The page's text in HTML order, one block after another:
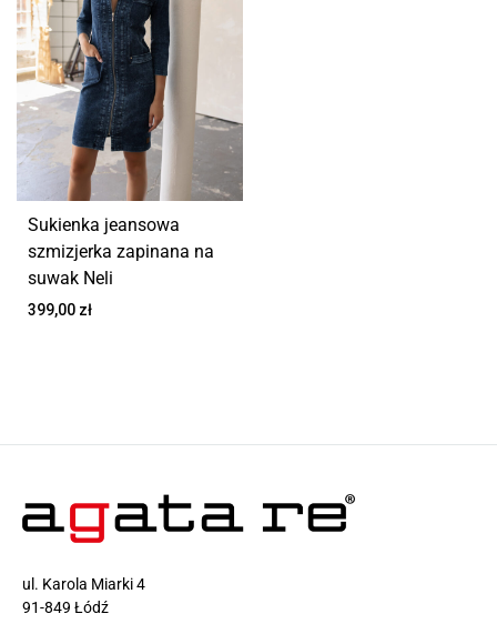
Sukienka jeansowa
szmizjerka zapinana na
suwak Neli
399,00 zł
ul. Karola Miarki 4
91-849 Łódź